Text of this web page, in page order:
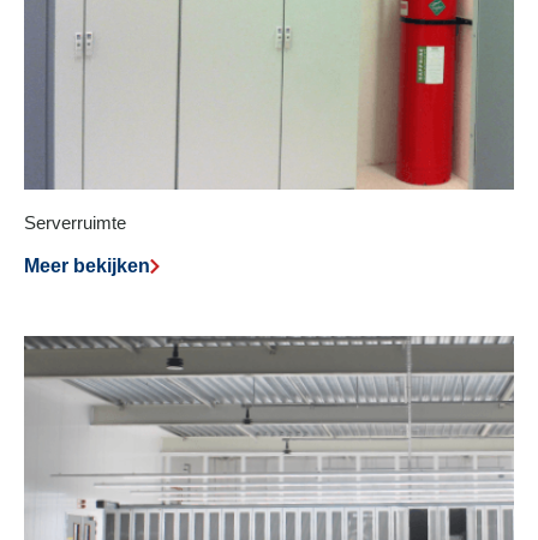
Serverruimte
Meer bekijken